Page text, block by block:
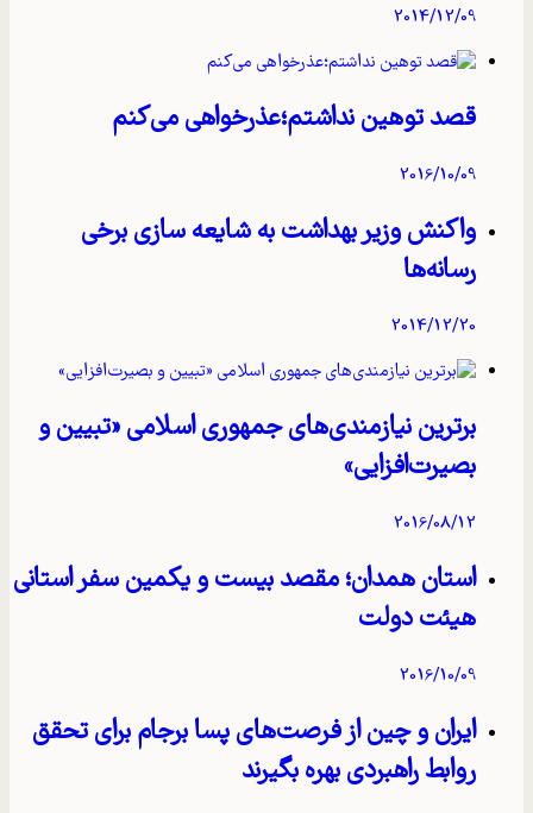
2014/12/09
قصد توهین نداشتم؛عذرخواهی می‌کنم
2016/10/09
واکنش وزیر بهداشت به شایعه‌ سازی برخی
رسانه‌ها
2014/12/20
برترین نیازمندی‌های جمهوری اسلامی «تبیین و
بصیرت‌افزایی»
2016/08/12
استان همدان؛ مقصد بیست و یکمین سفر استانی
هیئت دولت
2016/10/09
ایران و چین از فرصت‌های پسا برجام برای تحقق
روابط راهبردی بهره بگیرند